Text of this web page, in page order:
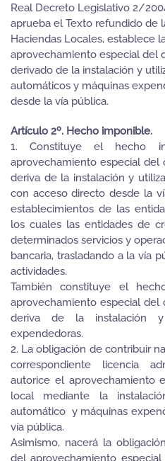
Real Decreto Legislativo 2/
aprueba el Texto refundido de
Haciendas Locales, establece
aprovechamiento especial del
derivado de la instalación y
automáticos y máquinas
desde la vía pública.
Artículo 2º. Hecho imponible.
1. Constituye el hecho
aprovechamiento especial
deriva de la instalación y
con acceso directo desde la
establecimientos de las
los cuales las entidades de
determinados servicios y
bancaria, trasladando a la vía
actividades.
También constituye el
aprovechamiento especial
deriva de la instalación
expendedoras.
2. La obligación de contribuir
correspondiente licencia
autorice el aprovechamiento
local mediante la
automático y máquinas
vía pública.
Asimismo, nacerá la
del aprovechamiento